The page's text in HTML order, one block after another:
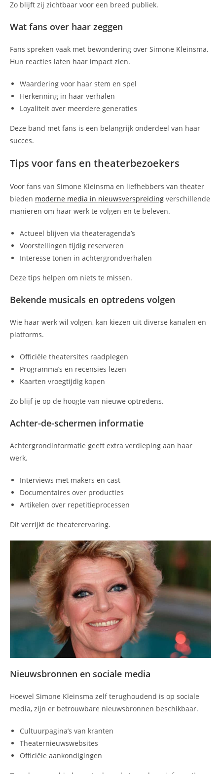
Zo blijft zij zichtbaar voor een breed publiek.
Wat fans over haar zeggen
Fans spreken vaak met bewondering over Simone Kleinsma.
Hun reacties laten haar impact zien.
Waardering voor haar stem en spel
Herkenning in haar verhalen
Loyaliteit over meerdere generaties
Deze band met fans is een belangrijk onderdeel van haar
succes.
Tips voor fans en theaterbezoekers
Voor fans van Simone Kleinsma en liefhebbers van theater
bieden moderne media in nieuwsverspreiding verschillende
manieren om haar werk te volgen en te beleven.
Actueel blijven via theateragenda’s
Voorstellingen tijdig reserveren
Interesse tonen in achtergrondverhalen
Deze tips helpen om niets te missen.
Bekende musicals en optredens volgen
Wie haar werk wil volgen, kan kiezen uit diverse kanalen en
platforms.
Officiële theatersites raadplegen
Programma’s en recensies lezen
Kaarten vroegtijdig kopen
Zo blijf je op de hoogte van nieuwe optredens.
Achter-de-schermen informatie
Achtergrondinformatie geeft extra verdieping aan haar
werk.
Interviews met makers en cast
Documentaires over producties
Artikelen over repetitieprocessen
Dit verrijkt de theaterervaring.
Nieuwsbronnen en sociale media
Hoewel Simone Kleinsma zelf terughoudend is op sociale
media, zijn er betrouwbare nieuwsbronnen beschikbaar.
Cultuurpagina’s van kranten
Theaternieuwswebsites
Officiële aankondigingen